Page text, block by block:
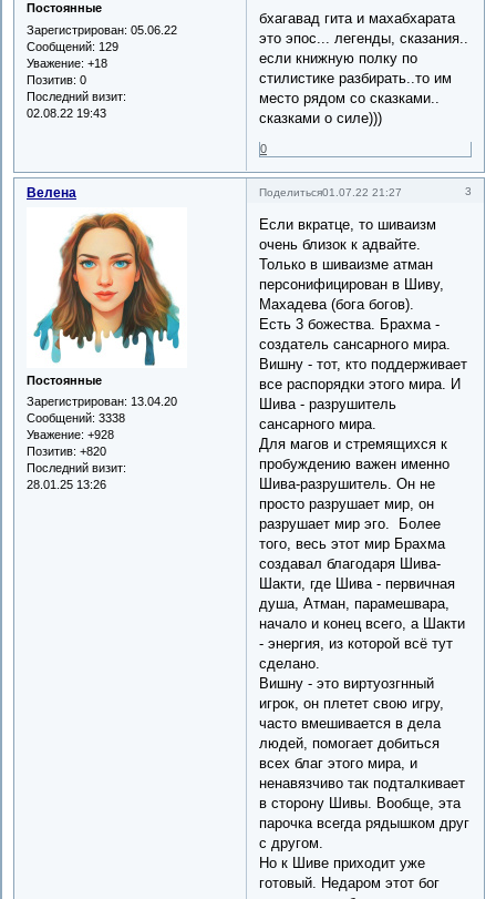
Постоянные
Зарегистрирован: 05.06.22
Сообщений: 129
Уважение: +18
Позитив: 0
Последний визит:
02.08.22 19:43
бхагавад гита и махабхарата
это эпос... легенды, сказания..
если книжную полку по
стилистике разбирать..то им
место рядом со сказками..
сказками о силе)))
0
Поделиться 3
01.07.22 21:27
Велена
Постоянные
Зарегистрирован: 13.04.20
Сообщений: 3338
Уважение: +928
Позитив: +820
Последний визит:
28.01.25 13:26
Если вкратце, то шиваизм
очень близок к адвайте.
Только в шиваизме атман
персонифицирован в Шиву,
Махадева (бога богов).
Есть 3 божества. Брахма -
создатель сансарного мира.
Вишну - тот, кто поддерживает
все распорядки этого мира. И
Шива - разрушитель
сансарного мира.
Для магов и стремящихся к
пробуждению важен именно
Шива-разрушитель. Он не
просто разрушает мир, он
разрушает мир эго. Более
того, весь этот мир Брахма
создавал благодаря Шива-
Шакти, где Шива - первичная
душа, Атман, парамешвара,
начало и конец всего, а Шакти
- энергия, из которой всё тут
сделано.
Вишну - это виртуозгнный
игрок, он плетет свою игру,
часто вмешивается в дела
людей, помогает добиться
всех благ этого мира, и
ненавязчиво так подталкивает
в сторону Шивы. Вообще, эта
парочка всегда рядышком друг
с другом.
Но к Шиве приходит уже
готовый. Недаром этот бог